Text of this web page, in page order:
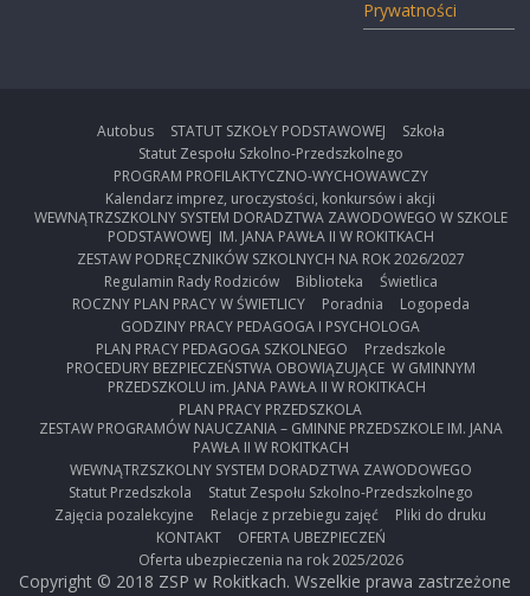
Prywatności
Autobus STATUT SZKOŁY PODSTAWOWEJ
Szkoła
Statut Zespołu Szkolno-Przedszkolnego
PROGRAM PROFILAKTYCZNO-WYCHOWAWCZY
Kalendarz imprez, uroczystości, konkursów i akcji
WEWNĄTRZSZKOLNY SYSTEM DORADZTWA ZAWODOWEGO W SZKOLE
PODSTAWOWEJ IM. JANA PAWŁA II W ROKITKACH
ZESTAW PODRĘCZNIKÓW SZKOLNYCH NA ROK 2026/2027
Regulamin Rady Rodziców
Biblioteka
Świetlica
ROCZNY PLAN PRACY W ŚWIETLICY
Poradnia
Logopeda
GODZINY PRACY PEDAGOGA I PSYCHOLOGA
PLAN PRACY PEDAGOGA SZKOLNEGO
Przedszkole
PROCEDURY BEZPIECZEŃSTWA OBOWIĄZUJĄCE W GMINNYM
PRZEDSZKOLU im. JANA PAWŁA II W ROKITKACH
PLAN PRACY PRZEDSZKOLA
ZESTAW PROGRAMÓW NAUCZANIA – GMINNE PRZEDSZKOLE IM. JANA
PAWŁA II W ROKITKACH
WEWNĄTRZSZKOLNY SYSTEM DORADZTWA ZAWODOWEGO
Statut Przedszkola
Statut Zespołu Szkolno-Przedszkolnego
Zajęcia pozalekcyjne
Relacje z przebiegu zajęć
Pliki do druku
KONTAKT
OFERTA UBEZPIECZEŃ
Oferta ubezpieczenia na rok 2025/2026
Copyright © 2018 ZSP w Rokitkach. Wszelkie prawa zastrzeżone